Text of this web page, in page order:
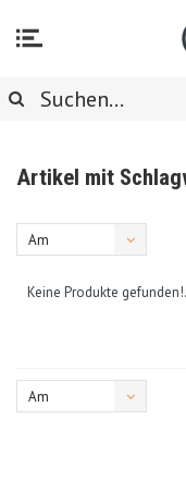
Artikel mit
Am
Keine Produkte
Am